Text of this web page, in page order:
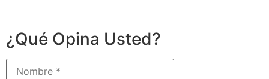
¿Qué Opina Usted?